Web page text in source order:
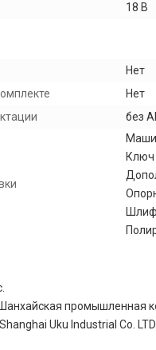
18 В
Нет
Нет
без
Ключ
промышленная
Uku Industrial Co.